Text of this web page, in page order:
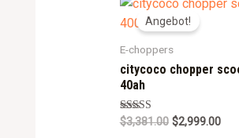
Angebot!
E-choppers
citycoco chopper
40ah
Rated
5.00
$3,381.00 $2,999.00